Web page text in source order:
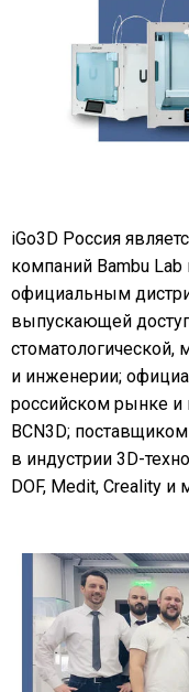
iGo3D Россия
компаний Bambu
официальным
выпускающей
и инженерии;
российском рынке и
BCN3D;
в индустрии 3D-
DOF, Medit, Creality и